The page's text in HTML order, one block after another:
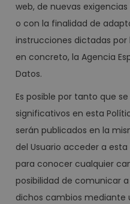
web, de nuevas
o con la finalidad de
instrucciones dictadas
en concreto, la Agencia
Datos.
Es posible por tanto que
significativos en esta
serán publicados en la
del Usuario acceder a
para conocer cualquier
posibilidad de comunicar
dichos cambios mediante